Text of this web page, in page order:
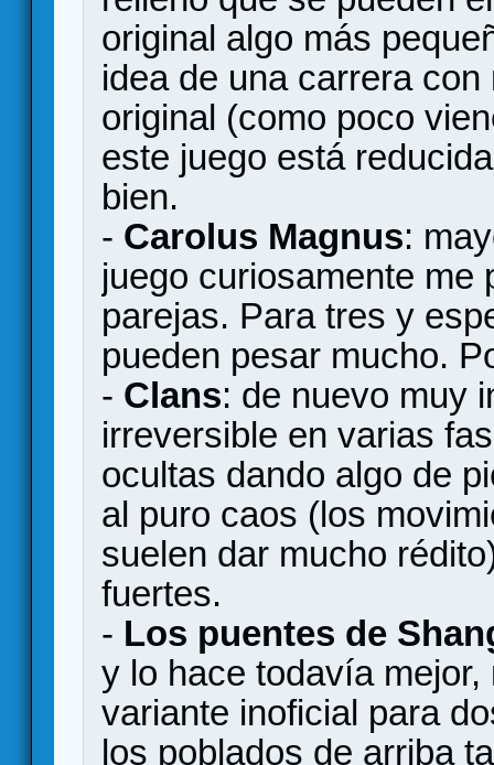
original algo más
idea de una carrera
original (como poco
este juego está
bien.
- Carolus Magnus:
juego curiosamente me
parejas. Para tres y
pueden pesar mucho.
- Clans: de nuevo muy
irreversible en varias
ocultas dando algo de
al puro caos (los
suelen dar mucho
fuertes.
- Los puentes de
y lo hace todavía
variante inoficial para
los poblados de arriba